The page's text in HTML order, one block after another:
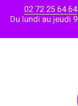
02 72 25 64 64
Du lundi au jeudi